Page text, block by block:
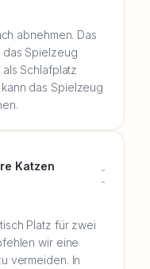
abnehmen. Das
das Spielzeug
Schlafplatz
das Spielzeug
Katzen
Platz für zwei
wir eine
vermeiden. In